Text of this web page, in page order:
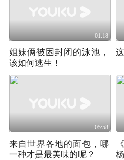
01:18
姐妹俩被困封闭的泳池，
该如何逃生！
05:58
来自世界各地的面包，哪
一种才是最美味的呢？